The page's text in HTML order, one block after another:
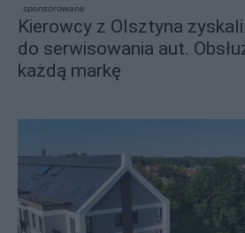
sponsorowane
Kierowcy z Olsztyna
do serwisowania aut.
każdą markę